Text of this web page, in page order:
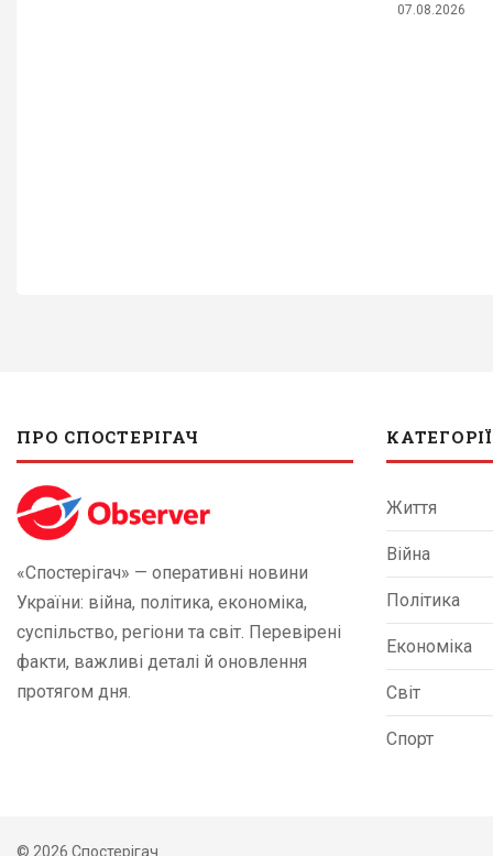
07.08.2026
ПРО СПОСТЕРІГАЧ
«Спостерігач» — оперативні новини
України: війна, політика, економіка,
суспільство, регіони та світ. Перевірені
факти, важливі деталі й оновлення
протягом дня.
КАТЕГОРІЇ
Життя
Війна
Політика
Економіка
Світ
Спорт
© 2026 Спостерігач